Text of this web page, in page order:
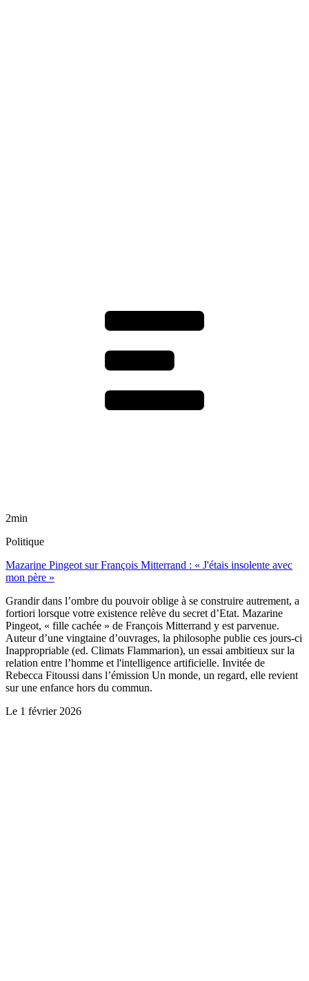
2min
Politique
Mazarine Pingeot sur François Mitterrand : « J'étais insolente avec
mon père »
Grandir dans l’ombre du pouvoir oblige à se construire autrement, a
fortiori lorsque votre existence relève du secret d’Etat. Mazarine
Pingeot, « fille cachée » de François Mitterrand y est parvenue.
Auteur d’une vingtaine d’ouvrages, la philosophe publie ces jours-ci
Inappropriable (ed. Climats Flammarion), un essai ambitieux sur la
relation entre l’homme et l'intelligence artificielle. Invitée de
Rebecca Fitoussi dans l’émission Un monde, un regard, elle revient
sur une enfance hors du commun.
Le 1 février 2026